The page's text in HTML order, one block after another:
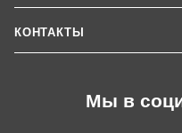
КОНТАКТЫ
Мы в